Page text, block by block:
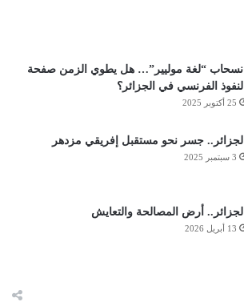
انسحاب “لغة موليير”… هل يطوي الزمن صفحة
النفوذ الفرنسي في الجزائر؟
25 أكتوبر 2025
الجزائر.. جسر نحو مستقبل إفريقي مزدهر
3 سبتمبر 2025
الجزائر.. أرض المصالحة والتعايش
13 أبريل 2026